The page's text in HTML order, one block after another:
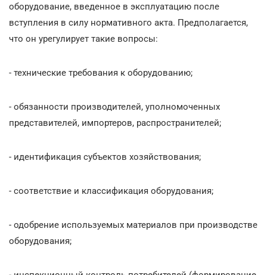
оборудование, введенное в эксплуатацию после
вступления в силу нормативного акта. Предполагается,
что он урегулирует такие вопросы:
- технические требования к оборудованию;
- обязанности производителей, уполномоченных
представителей, импортеров, распространителей;
- идентификация субъектов хозяйствования;
- соответствие и классификация оборудования;
- одобрение используемых материалов при производстве
оборудования;